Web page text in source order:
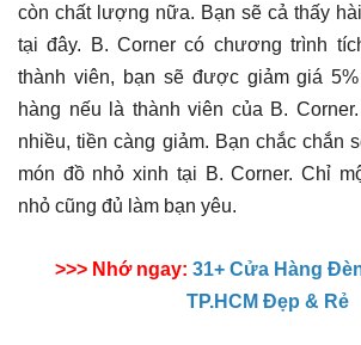
còn chất lượng nữa. Bạn sẽ cả thấy
tại đây. B. Corner có chương trình
thành viên, bạn sẽ được giảm giá
hàng nếu là thành viên của B.
nhiều, tiền càng giảm. Bạn chắc chắn
món đồ nhỏ xinh tại B. Corner. Chỉ
nhỏ cũng đủ làm bạn yêu.
>>> Nhớ ngay: 31+ Cửa Hàng
TP.HCM Đẹp & Rẻ